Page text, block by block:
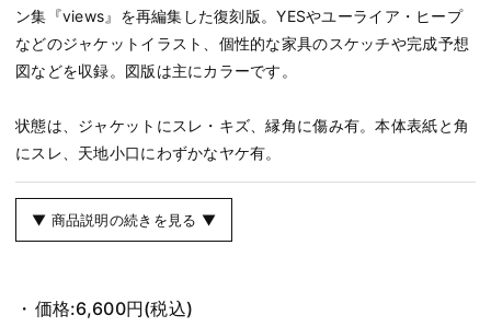
ン集『views』を再編集した復刻版。YESやユーライア・ヒープ
などのジャケットイラスト、個性的な家具のスケッチや完成予想
図などを収録。図版は主にカラーです。
状態は、ジャケットにスレ・キズ、縁角に傷み有。本体表紙と角
にスレ、天地小口にわずかなヤケ有。
▼ 商品説明の続きを見る ▼
価格:6,600円(税込)